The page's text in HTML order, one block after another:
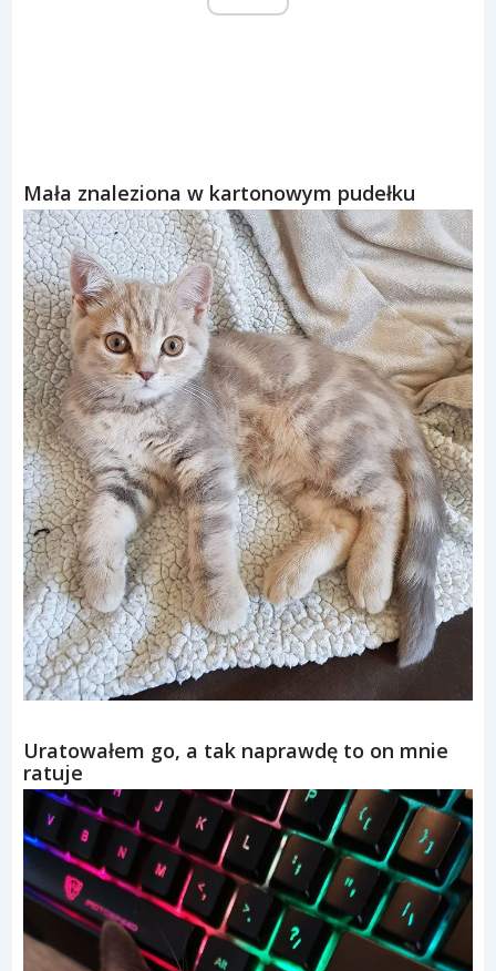
Mała znaleziona w kartonowym pudełku
Uratowałem go, a tak naprawdę to on mnie
ratuje